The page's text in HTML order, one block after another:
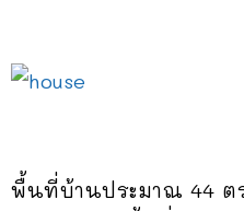
พื้นที่บ้านประมาณ 44 ต